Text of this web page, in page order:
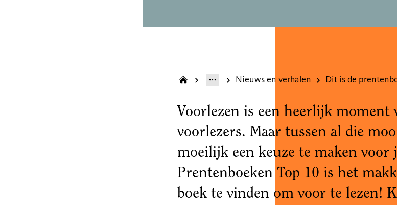
Nieuws en verhalen
Voorlezen is een heerlijk moment
voorlezers. Maar tussen al die
moeilijk een keuze te maken voor
Prentenboeken Top 10 is het
boek te vinden om voor te lezen!